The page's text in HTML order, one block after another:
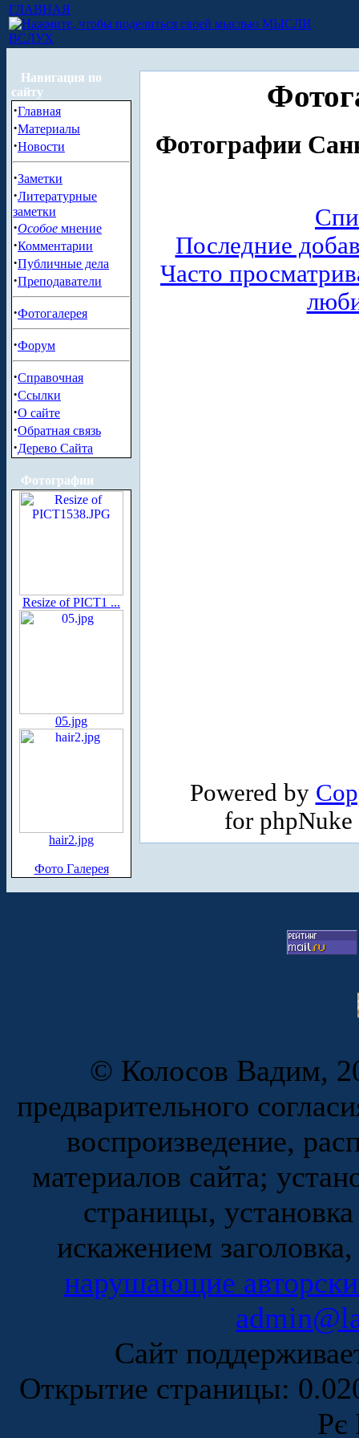
ГЛАВНАЯ
МЫСЛИ
ВСЛУХ
Навигация по
сайту
·Главная
·Материалы
·Новости
·Заметки
·Литературные
заметки
·Особое мнение
·Комментарии
·Публичные дела
·Преподаватели
·Фотогалерея
·Форум
·Справочная
·Ссылки
·О сайте
·Обратная связь
·Дерево Сайта
Фотографии
Resize of PICT1 ...
05.jpg
hair2.jpg
Фото Галерея
Фотографии
Последние
Часто
Powered by
for
© Колосов Вадим,
предварительного
воспроизведение,
материалов сайта;
страницы,
искажением
нарушающие
Сайт
Открытие страницы:
Рє